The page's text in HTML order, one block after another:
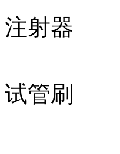
注射器
试管刷